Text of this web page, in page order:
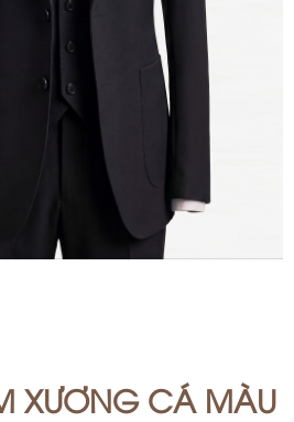
XƯƠNG CÁ MÀU